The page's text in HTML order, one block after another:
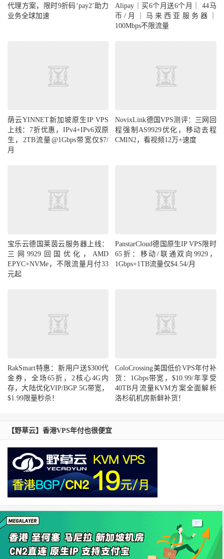
代理方案，限时9折码‘pay2’助力
业务全球加速
Alipay｜买6个月送6个月｜ 44马
币/月｜马来西亚服务器｜
100Mbps不限流量
荫云YINNET新加坡原生IP VPS
上线：7折优惠，IPv4+IPv6双原
生，2TB流量@1Gbps带宽仅$7/
月
NovixLink德国VPS测评：三网回
程强制AS9929优化，移动去程
CMIN2，看视频12万+速度
宝乐云德国莱茵云服务器上线：
三网9929回国优化，AMD
EPYC+NVMe，不限流量月付33
元起
PanstarCloud德国原生IP VPS限时
65折：移动/联通双向9929，
1Gbps+1TB流量仅$4.54/月
RakSmart特惠：新用户送$300代
金券，全场65折，2核心4G内
存，大陆优化VIP/BGP 5G带宽，
$1.99限量秒杀！
ColoCrossing美国低价VPS年付补
货：1Gbps带宽，$10.99/年享受
40TB月流量KVM方案全面解析
洛杉矶机房新鲜补货！
【野草云】香港VPS年付也很便宜